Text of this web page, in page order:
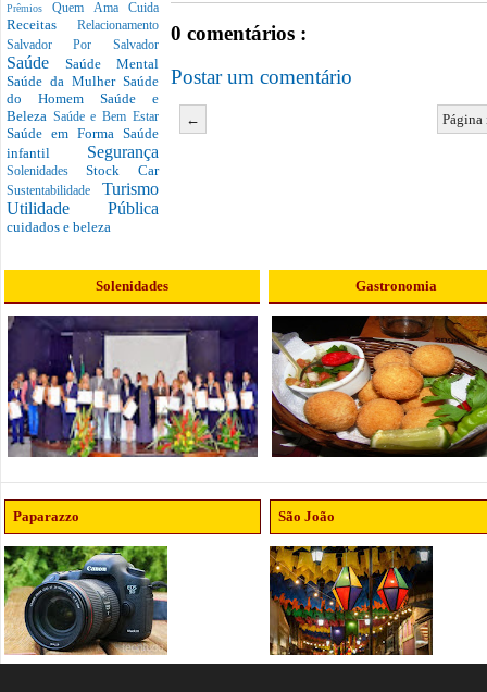
PrêmiosQuem Ama Cuida
Receitas Relacionamento
Salvador Por Salvador
Saúde Saúde Mental
Saúde da Mulher Saúde
do Homem Saúde e
Beleza Saúde e Bem Estar
Saúde em Forma Saúde
infantil Segurança
SolenidadesStock Car
Sustentabilidade Turismo
Utilidade Pública
cuidados e beleza
0 comentários :
Postar um comentário
←
Solenidades Gastronomia
Paparazzo São João